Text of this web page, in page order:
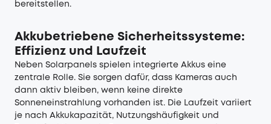
bereitstellen.
Akkubetriebene Sicherheitssysteme:
Effizienz und Laufzeit
Neben Solarpanels spielen integrierte Akkus eine
zentrale Rolle. Sie sorgen dafür, dass Kameras auch
dann aktiv bleiben, wenn keine direkte
Sonneneinstrahlung vorhanden ist. Die Laufzeit variiert
je nach Akkukapazität, Nutzungshäufigkeit und